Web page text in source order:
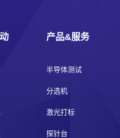
产品&服务
半导体测试
分选机
激光打标
探针台